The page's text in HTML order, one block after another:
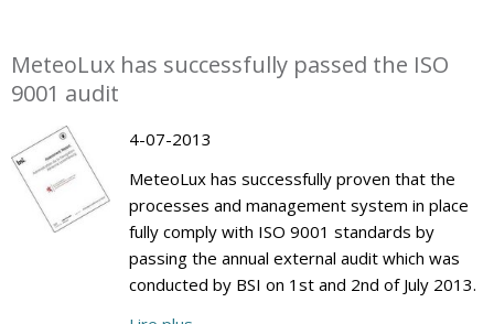
MeteoLux has successfully passed the ISO
9001 audit
4-07-2013
MeteoLux has successfully proven that the
processes and management system in place
fully comply with ISO 9001 standards by
passing the annual external audit which was
conducted by BSI on 1st and 2nd of July 2013.